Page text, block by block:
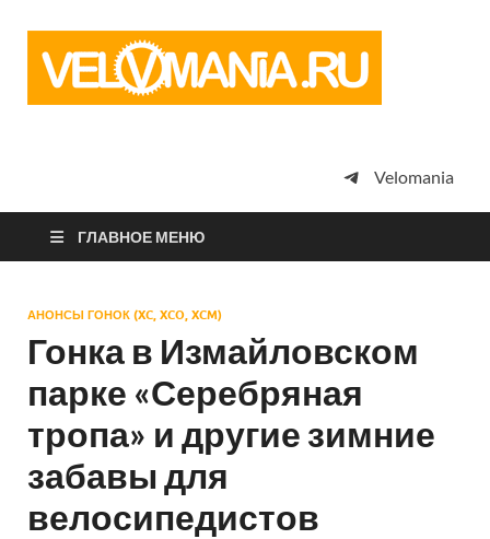
просто
Velomania
ГЛАВНОЕ МЕНЮ
АНОНСЫ ГОНОК (XC, XCO, XCM)
Гонка в Измайловском
парке «Серебряная
тропа» и другие зимние
забавы для
велосипедистов